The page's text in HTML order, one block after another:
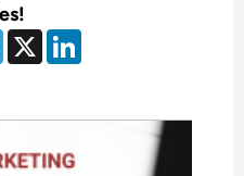
Telegram
X LinkedIn